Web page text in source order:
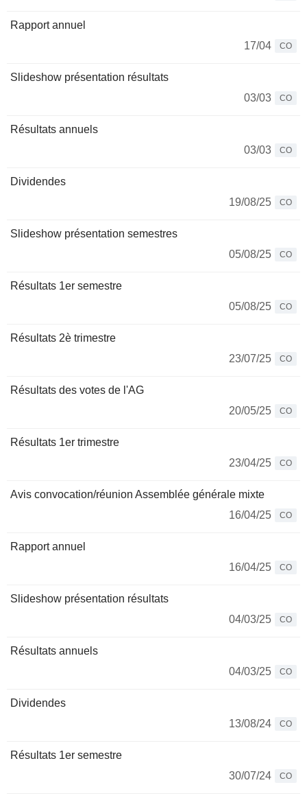
Rapport annuel
17/04
CO
Slideshow présentation résultats
03/03
CO
Résultats annuels
03/03
CO
Dividendes
19/08/25
CO
Slideshow présentation semestres
05/08/25
CO
Résultats 1er semestre
05/08/25
CO
Résultats 2è trimestre
23/07/25
CO
Résultats des votes de l'AG
20/05/25
CO
Résultats 1er trimestre
23/04/25
CO
Avis convocation/réunion Assemblée générale mixte
16/04/25
CO
Rapport annuel
16/04/25
CO
Slideshow présentation résultats
04/03/25
CO
Résultats annuels
04/03/25
CO
Dividendes
13/08/24
CO
Résultats 1er semestre
30/07/24
CO